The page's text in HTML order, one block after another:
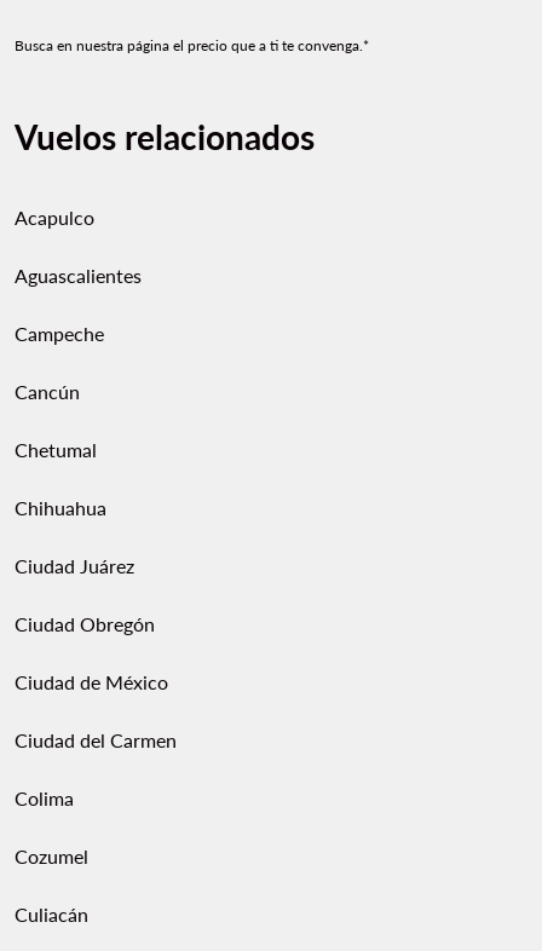
Busca en nuestra página el precio que a ti te convenga.*
Vuelos relacionados
Acapulco
Aguascalientes
Campeche
Cancún
Chetumal
Chihuahua
Ciudad Juárez
Ciudad Obregón
Ciudad de México
Ciudad del Carmen
Colima
Cozumel
Culiacán